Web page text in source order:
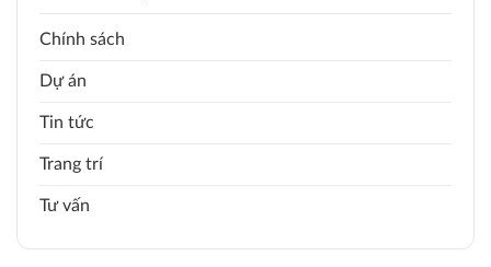
Chính sách
Dự án
Tin tức
Trang trí
Tư vấn